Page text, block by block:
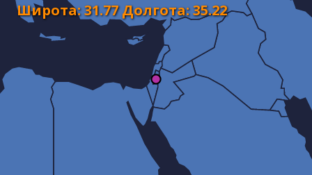
Широта:31.77 Долгота:35.22